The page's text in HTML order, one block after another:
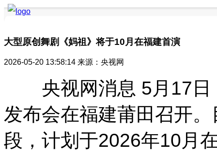
大型原创舞剧《妈祖》将于10月在福建首演
2026-05-20 13:58:14 来源：央视网
央视网消息 5月17
发布会在福建莆田召开
段，计划于2026年10月